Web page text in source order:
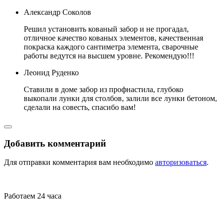
Александр Соколов
Решил установить кованый забор и не прогадал,
отличное качество кованых элементов, качественная
покраска каждого сантиметра элемента, сварочные
работы ведутся на высшем уровне. Рекомендую!!!
Леонид Руденко
Ставили в доме забор из профнастила, глубоко
выкопали лунки для столбов, залили все лунки бетоном,
сделали на совесть, спасибо вам!
Добавить комментарий
Для отправки комментария вам необходимо авторизоваться.
Работаем 24 часа